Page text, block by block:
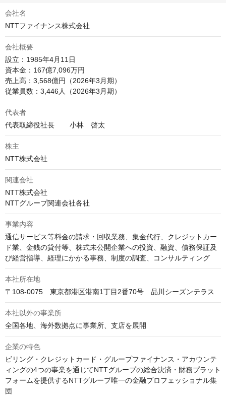
会社名
NTTファイナンス株式会社
会社概要
設立：1985年4月11日
資本金：167億7,096万円
売上高：3,568億円（2026年3月期）
従業員数：3,446人（2026年3月期）
代表者
代表取締役社長	小林　啓太
株主
NTT株式会社
関連会社
NTT株式会社
NTTグループ関連会社各社
事業内容
通信サービス等料金の請求・回収業務、集金代行、クレジットカー
ド業、金銭の貸付等、株式未公開企業への投資、融資、債務保証及
び経営指導、経理にかかる事務、制度の調査、コンサルティング
本社所在地
〒108-0075　東京都港区港南1丁目2番70号　品川シーズンテラス
本社以外の事業所
全国各地、海外数拠点に事業所、支店を展開
企業の特色
ビリング・クレジットカード・グループファイナンス・アカウンテ
ィングの4つの事業を通じてNTTグループの総合決済・財務プラット
フォームを提供するNTTグループ唯一の金融プロフェッショナル集
団